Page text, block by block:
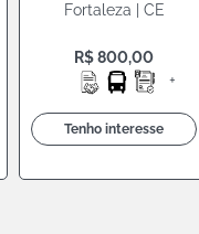
Fortaleza | CE
R$ 800,00
+
Tenho interesse